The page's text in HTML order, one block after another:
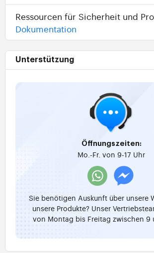
Ressourcen für Sicherheit und
Dokumentation
Unterstützung
Öffnungszeiten:
Mo.-Fr. von 9-17 Uhr
Sie benötigen Auskunft über unsere
unsere Produkte? Unser
von Montag bis Freitag zwischen 9